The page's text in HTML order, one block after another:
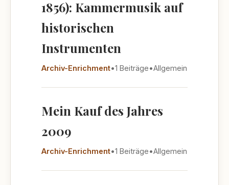
1856): Kammermusik auf
historischen
Instrumenten
Archiv-Enrichment•1 Beiträge•Allgemein
Mein Kauf des Jahres
2009
Archiv-Enrichment•1 Beiträge•Allgemein